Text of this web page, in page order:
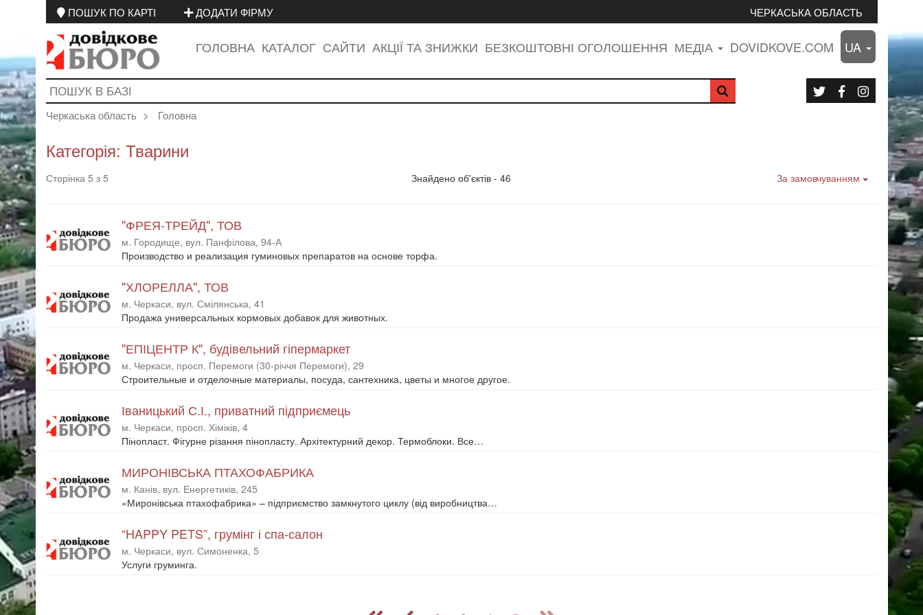
ПОШУК ПО КАРТІ ДОДАТИ ФІРМУ ЧЕРКАСЬКА ОБЛАСТЬ
ГОЛОВНА КАТАЛОГ САЙТИ АКЦІЇ ТА ЗНИЖКИ БЕЗКОШТОВНІ ОГОЛОШЕННЯ МЕДІА DOVIDKOVE.COM UA
Черкаська область Головна
Категорія: Тварини
Сторінка 5 з 5 Знайдено об'єктів - 46 За замовчуванням
"ФРЕЯ-ТРЕЙД", ТОВ
м. Городище, вул. Панфілова, 94-А
Производство и реализация гуминовых препаратов на основе торфа.
"ХЛОРЕЛЛА", ТОВ
м. Черкаси, вул. Смілянська, 41
Продажа универсальных кормовых добавок для животных.
"ЕПІЦЕНТР К", будівельний гіпермаркет
м. Черкаси, просп. Перемоги (30-річчя Перемоги), 29
Строительные и отделочные материалы, посуда, сантехника, цветы и многое другое.
Іваницький С.І., приватний підприємець
м. Черкаси, просп. Хіміків, 4
Пінопласт. Фігурне різання пінопласту. Архітектурний декор. Термоблоки. Все…
МИРОНІВСЬКА ПТАХОФАБРИКА
м. Канів, вул. Енергетиків, 245
«Миронівська птахофабрика» – підприємство замкнутого циклу (від виробництва…
“HAPPY PETS”, грумінг і спа-салон
м. Черкаси, вул. Симоненка, 5
Услуги груминга.